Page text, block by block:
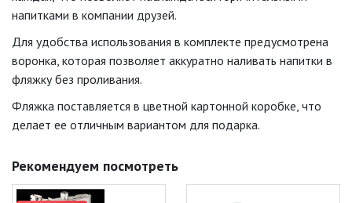
напитками в компании друзей.
Для удобства использования в комплекте предусмотрена
воронка, которая позволяет аккуратно наливать напитки в
фляжку без проливания.
Фляжка поставляется в цветной картонной коробке, что
делает ее отличным вариантом для подарка.
Рекомендуем посмотреть